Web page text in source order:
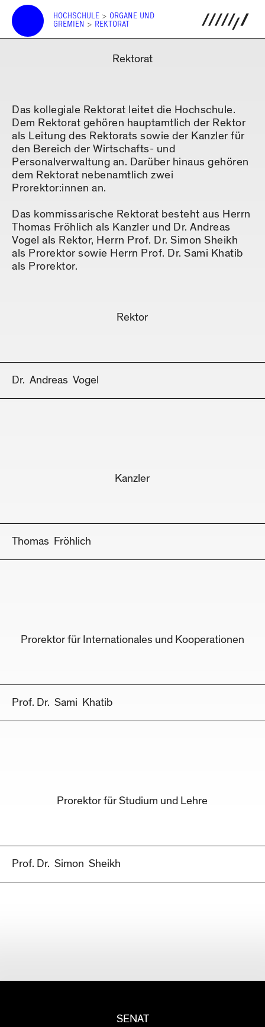
HOCHSCHULE > ORGANE UND
GREMIEN > REKTORAT
Rektorat
Das kollegiale Rektorat leitet die Hochschule.
Dem Rektorat gehören hauptamtlich der Rektor
als Leitung des Rektorats sowie der Kanzler für
den Bereich der Wirtschafts- und
Personalverwaltung an. Darüber hinaus gehören
dem Rektorat nebenamtlich zwei
Prorektor:innen an.
Das kommissarische Rektorat besteht aus Herrn
Thomas Fröhlich als Kanzler und Dr. Andreas
Vogel als Rektor, Herrn Prof. Dr. Simon Sheikh
als Prorektor sowie Herrn Prof. Dr. Sami Khatib
als Prorektor.
Rektor
Dr. Andreas Vogel
Kanzler
Thomas Fröhlich
Prorektor für Internationales und Kooperationen
Prof. Dr. Sami Khatib
Prorektor für Studium und Lehre
Prof. Dr. Simon Sheikh
SENAT